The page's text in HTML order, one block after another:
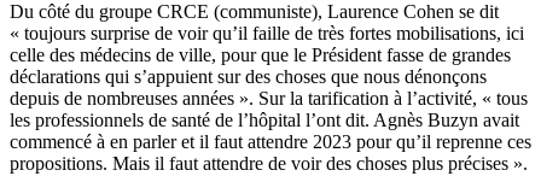
Du côté du groupe CRCE (communiste), Laurence Cohen se dit
« toujours surprise de voir qu’il faille de très fortes mobilisations, ici
celle des médecins de ville, pour que le Président fasse de grandes
déclarations qui s’appuient sur des choses que nous dénonçons
depuis de nombreuses années ». Sur la tarification à l’activité, « tous
les professionnels de santé de l’hôpital l’ont dit. Agnès Buzyn avait
commencé à en parler et il faut attendre 2023 pour qu’il reprenne ces
propositions. Mais il faut attendre de voir des choses plus précises ».